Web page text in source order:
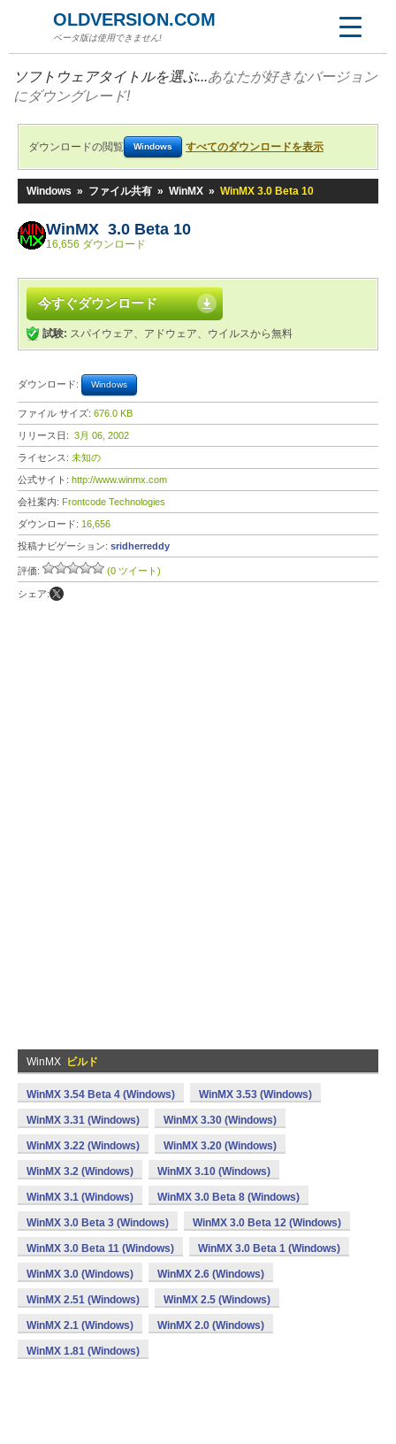
OLDVERSION.COM
ベータ版は使用できません!
ソフトウェアタイトルを選ぶ...あなたが好きなバージョン
にダウングレード!
ダウンロードの閲覧 Windows すべてのダウンロードを表示
Windows » ファイル共有 » WinMX » WinMX 3.0 Beta 10
WinMX 3.0 Beta 10
16,656 ダウンロード
今すぐダウンロード
試験: スパイウェア、アドウェア、ウイルスから無料
ダウンロード: Windows
ファイル サイズ: 676.0 KB
リリース日: 3月 06, 2002
ライセンス: 未知の
公式サイト: http://www.winmx.com
会社案内: Frontcode Technologies
ダウンロード: 16,656
投稿ナビゲーション: sridherreddy
評価: (0 ツイート)
シェア:
WinMX ビルド
WinMX 3.54 Beta 4 (Windows) WinMX 3.53 (Windows)
WinMX 3.31 (Windows) WinMX 3.30 (Windows)
WinMX 3.22 (Windows) WinMX 3.20 (Windows)
WinMX 3.2 (Windows) WinMX 3.10 (Windows)
WinMX 3.1 (Windows) WinMX 3.0 Beta 8 (Windows)
WinMX 3.0 Beta 3 (Windows) WinMX 3.0 Beta 12 (Windows)
WinMX 3.0 Beta 11 (Windows) WinMX 3.0 Beta 1 (Windows)
WinMX 3.0 (Windows) WinMX 2.6 (Windows)
WinMX 2.51 (Windows) WinMX 2.5 (Windows)
WinMX 2.1 (Windows) WinMX 2.0 (Windows)
WinMX 1.81 (Windows)